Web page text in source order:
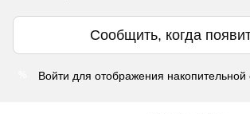
Сообщить, когда
Войти для отображения накопительной